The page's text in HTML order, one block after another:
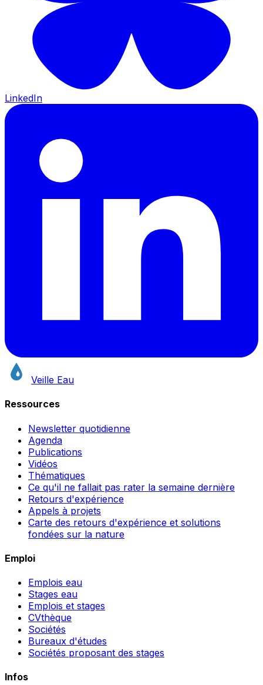
LinkedIn
Veille Eau
Ressources
Newsletter quotidienne
Agenda
Publications
Vidéos
Thématiques
Ce qu'il ne fallait pas rater la semaine dernière
Retours d'expérience
Appels à projets
Carte des retours d'expérience et solutions
fondées sur la nature
Emploi
Emplois eau
Stages eau
Emplois et stages
CVthèque
Sociétés
Bureaux d'études
Sociétés proposant des stages
Infos